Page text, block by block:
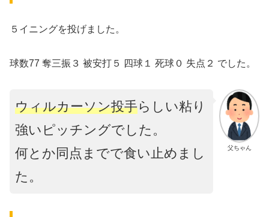
５イニングを投げました。
球数77 奪三振３ 被安打５ 四球１ 死球０ 失点２ でした。
父ちゃん
ウィルカーソン投手らしい粘り
強いピッチングでした。
何とか同点までで食い止めまし
た。